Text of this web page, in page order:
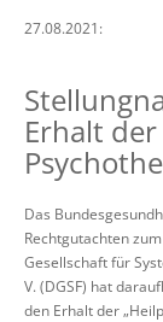
27.08.2021:
Erhalt
Das
Rechtgutachten
Gesellschaft für
V. (DGSF) hat
den Erhalt der